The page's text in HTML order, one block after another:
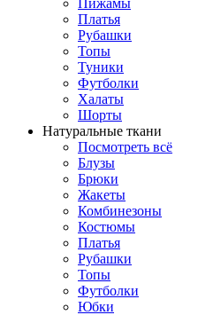
Платья
Рубашки
Топы
Туники
Футболки
Халаты
Шорты
Натуральные ткани
Посмотреть всё
Блузы
Брюки
Жакеты
Комбинезоны
Костюмы
Платья
Рубашки
Топы
Футболки
Юбки